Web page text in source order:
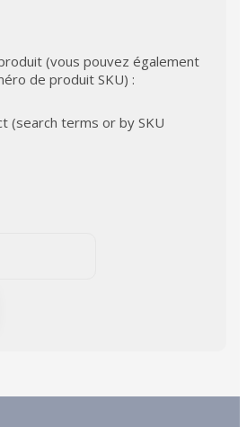
(vous pouvez également
de produit SKU) :
(search terms or by SKU